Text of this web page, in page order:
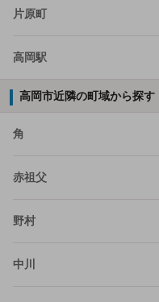
片原町
高岡駅
高岡市近隣の町域から探す
角
赤祖父
野村
中川